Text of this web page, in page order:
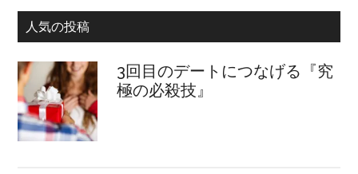
人気の投稿
3回目のデートにつなげる『究
極の必殺技』